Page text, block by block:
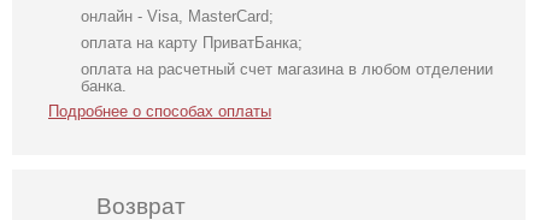
онлайн - Visa, MasterCard;
оплата на карту ПриватБанка;
оплата на расчетный счет магазина в любом отделении
банка.
Подробнее о способах оплаты
Возврат